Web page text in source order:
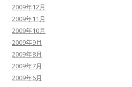
2009年12月
2009年11月
2009年10月
2009年9月
2009年8月
2009年7月
2009年6月